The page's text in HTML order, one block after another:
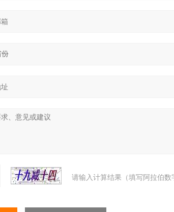
请输入计算结果（填写阿拉伯数